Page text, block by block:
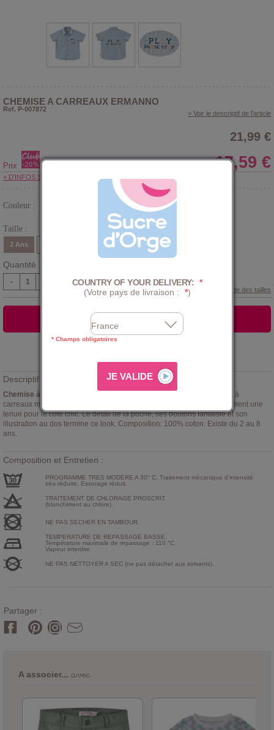
CHEMISE A CARREAUX ERMANNO
Ref. P-007872
> Voir le descriptif de l'article
21,99 €
Prix 17,59 €
+ D'INFOS SUR LE CLUB
Couleur :
Taille :
2 Ans 5 Ans 6 Ans
Quantité :
-
Guide des tailles
AJOUTER AU PANIER
Descriptif :
Chemise à carreaux modèle Ermanno Sucre d'Orge
. Chemise bleu à
carreaux manches courtes sur une toile lumineuse, elle finira parfaitement une
tenue pour le côté chic. Le détail de la poche, ses boutons fantaisie et son
illustration au dos termine ce look. Composition: 100% coton. Existe du 2 au 8
ans.
Composition et Entretien :
PROGRAMME TRES MODERE A 30° C. Traitement mécanique d'intensité
très réduite. Essorage réduit.
TRAITEMENT DE CHLORAGE PROSCRIT
(blanchiment au chlore).
NE PAS SECHER EN TAMBOUR.
TEMPERATURE DE REPASSAGE BASSE.
Température maximale de repassage : 110 °C.
Vapeur interdite
NE PAS NETTOYER A SEC (ne pas détacher aux solvants).
Partager :
A associer...
COUNTRY OF YOUR DELIVERY: *
(Votre pays de livraison :
*)
* Champs obligatoires